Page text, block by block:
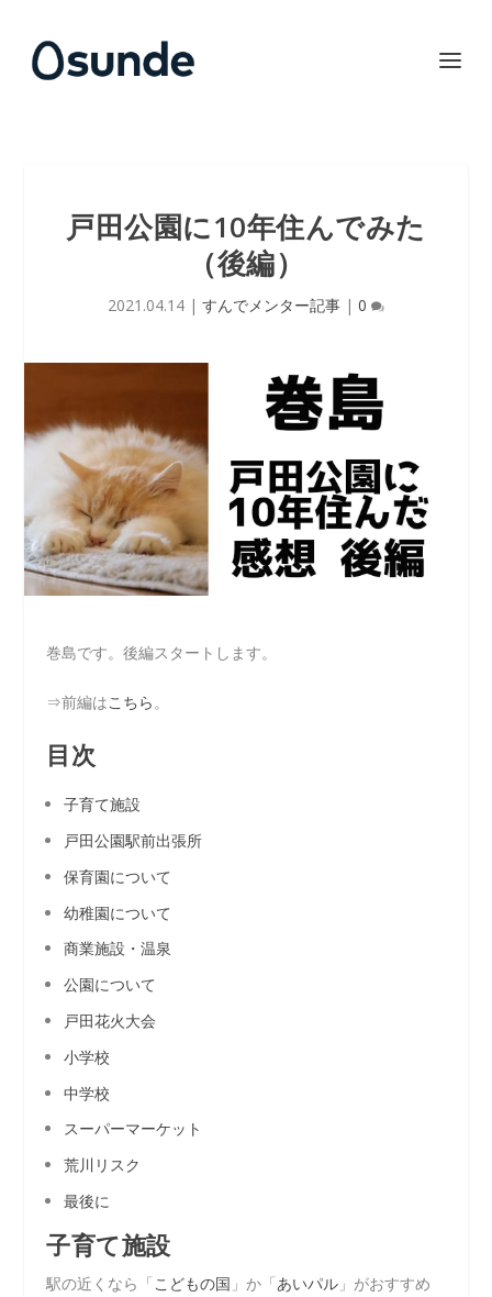
戸田公園に10年住んでみた
（後編）
2021.04.14 | すんでメンター記事 | 0
巻島です。後編スタートします。
⇒前編はこちら。
目次
子育て施設
戸田公園駅前出張所
保育園について
幼稚園について
商業施設・温泉
公園について
戸田花火大会
小学校
中学校
スーパーマーケット
荒川リスク
最後に
子育て施設
駅の近くなら「こどもの国 」か「あいパル 」がおすすめ